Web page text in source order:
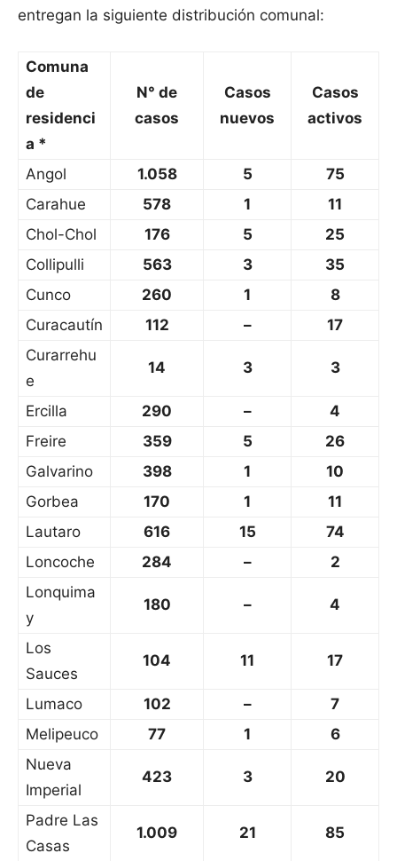
entregan la siguiente distribución comunal:
Comuna
de
residenci
a *
N° de
casos
Casos
nuevos
Casos
activos
Angol 1.058 5
75
Carahue
578 1
11
Chol-Chol
176 5
25
Collipulli
563 3
35
Cunco
260 1
8
Curacautín
112 –
17
Curarrehu
e
14 3 3
Ercilla 290 –
4
Freire
359 5
26
Galvarino
398 1
10
Gorbea
170 1
11
Lautaro
616 15
74
Loncoche
284 –
2
Lonquima
y
180 – 4
Los
Sauces
104 11 17
Lumaco 102 –
7
Melipeuco
77 1
6
Nueva
Imperial
423 3 20
Padre Las
Casas
1.009 21 85